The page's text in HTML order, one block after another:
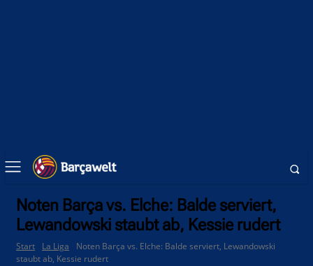
Noten Barça vs. Elche: Balde serviert,
Lewandowski staubt ab, Kessie rudert
Start La Liga
Noten Barça vs. Elche: Balde serviert, Lewandowski
staubt ab, Kessie rudert